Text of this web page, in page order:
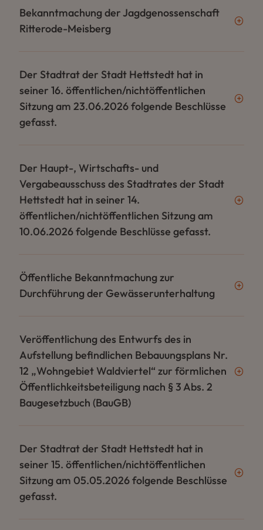
Bekanntmachung der Jagdgenossenschaft
Ritterode-Meisberg
Der Stadtrat der Stadt Hettstedt hat in
seiner 16. öffentlichen/nichtöffentlichen
Sitzung am 23.06.2026 folgende Beschlüsse
gefasst.
Der Haupt-, Wirtschafts- und
Vergabeausschuss des Stadtrates der Stadt
Hettstedt hat in seiner 14.
öffentlichen/nichtöffentlichen Sitzung am
10.06.2026 folgende Beschlüsse gefasst.
Öffentliche Bekanntmachung zur
Durchführung der Gewässerunterhaltung
Veröffentlichung des Entwurfs des in
Aufstellung befindlichen Bebauungsplans Nr.
12 „Wohngebiet Waldviertel“ zur förmlichen
Öffentlichkeitsbeteiligung nach § 3 Abs. 2
Baugesetzbuch (BauGB)
Der Stadtrat der Stadt Hettstedt hat in
seiner 15. öffentlichen/nichtöffentlichen
Sitzung am 05.05.2026 folgende Beschlüsse
gefasst.